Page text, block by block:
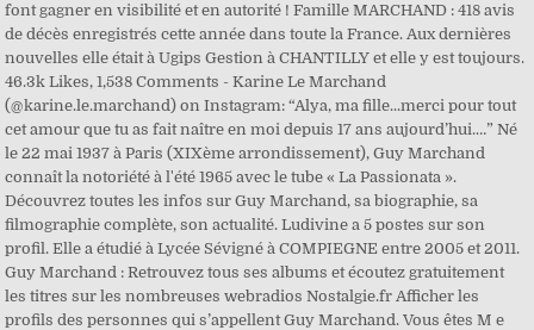
font gagner en visibilité et en autorité ! Famille MARCHAND : 418 avis
de décès enregistrés cette année dans toute la France. Aux dernières
nouvelles elle était à Ugips Gestion à CHANTILLY et elle y est toujours.
46.3k Likes, 1,538 Comments - Karine Le Marchand
(@karine.le.marchand) on Instagram: “Alya, ma fille...merci pour tout
cet amour que tu as fait naître en moi depuis 17 ans aujourd’hui.…” Né
le 22 mai 1937 à Paris (XIXème arrondissement), Guy Marchand
connaît la notoriété à l'été 1965 avec le tube « La Passionata ».
Découvrez toutes les infos sur Guy Marchand, sa biographie, sa
filmographie complète, son actualité. Ludivine a 5 postes sur son
profil. Elle a étudié à Lycée Sévigné à COMPIEGNE entre 2005 et 2011.
Guy Marchand : Retrouvez tous ses albums et écoutez gratuitement
les titres sur les nombreuses webradios Nostalgie.fr Afficher les
profils des personnes qui s’appellent Guy Marchand. Vous êtes M e